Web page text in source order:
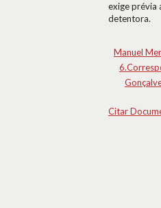
exige prévia
detentora.
Manuel
Citar